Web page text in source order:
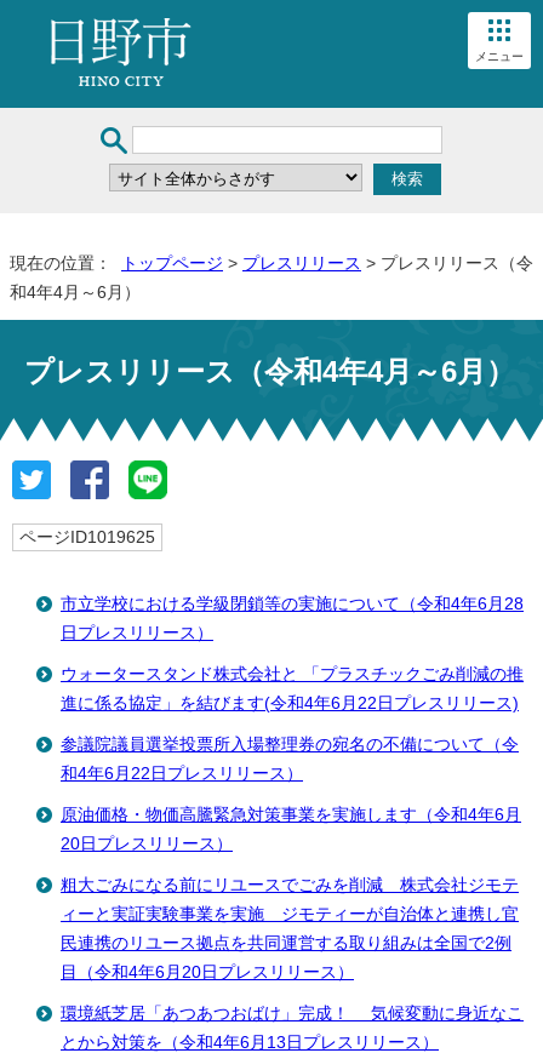
メニュー
現在の位置： トップページ > プレスリリース > プレスリリース（令
和4年4月～6月）
プレスリリース（令和4年4月～6月）
ページID1019625
市立学校における学級閉鎖等の実施について（令和4年6月28
日プレスリリース）
ウォータースタンド株式会社と 「プラスチックごみ削減の推
進に係る協定」を結びます(令和4年6月22日プレスリリース)
参議院議員選挙投票所入場整理券の宛名の不備について（令
和4年6月22日プレスリリース）
原油価格・物価高騰緊急対策事業を実施します（令和4年6月
20日プレスリリース）
粗大ごみになる前にリユースでごみを削減 株式会社ジモテ
ィーと実証実験事業を実施 ジモティーが自治体と連携し官
民連携のリユース拠点を共同運営する取り組みは全国で2例
目（令和4年6月20日プレスリリース）
環境紙芝居「あつあつおばけ」完成！ 気候変動に身近なこ
とから対策を（令和4年6月13日プレスリリース）